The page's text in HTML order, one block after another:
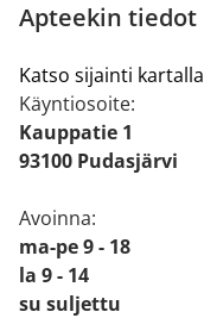
Apteekin tiedot
Katso sijainti kartalla
Käyntiosoite:
Kauppatie 1
93100 Pudasjärvi
Avoinna:
ma-pe 9 - 18
la 9 - 14
su suljettu